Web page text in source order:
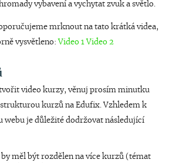
vybavení a vychytat zvuk a světlo.
mrknout na tato krátká videa,
vysvětleno: Video 1 Video 2
video kurzy, věnuj prosím minutku
strukturou kurzů na Edufix. Vzhledem k
webu je důležité dodržovat následující
by měl být rozdělen na více kurzů (témat